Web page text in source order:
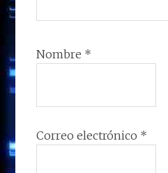
Nombre *
Correo electrónico *